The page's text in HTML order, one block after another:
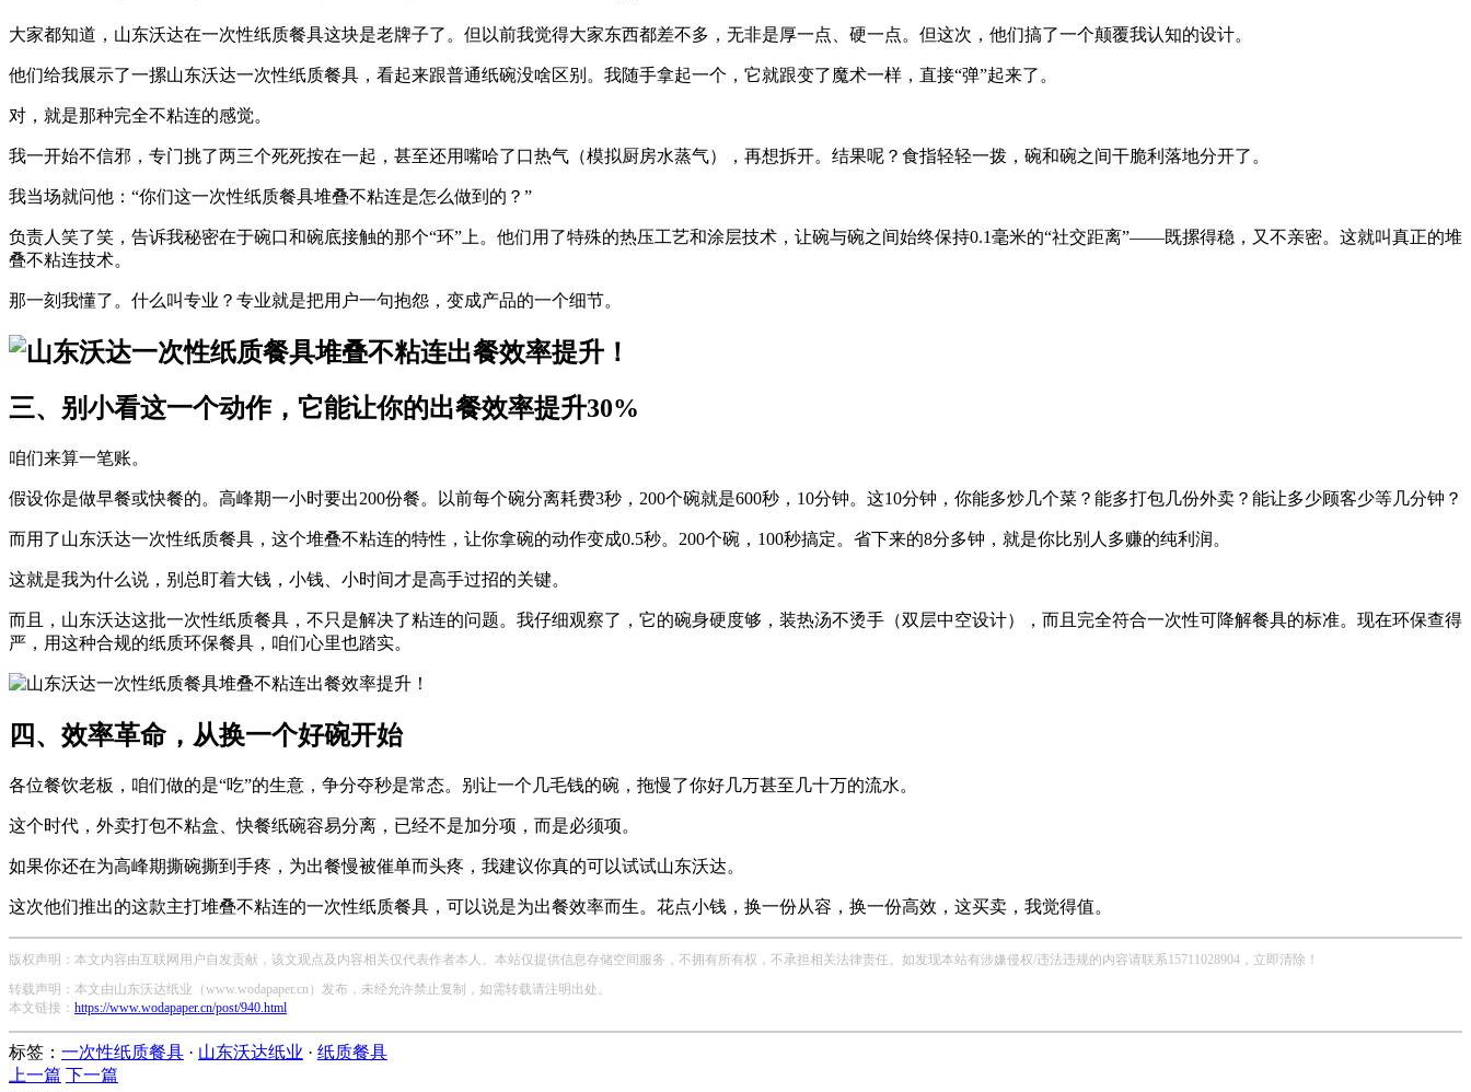
大家都知道，山东沃达在一次性纸质餐具这块是老牌子了。但以前我觉得大家东西都差不多，无非是厚一点、硬一点。但这次，他们搞了一个颠覆我认知的设计。
他们给我展示了一摞山东沃达一次性纸质餐具 ，看起来跟普通纸碗没啥区别。我随手拿起一个，它就跟变了魔术一样，直接“弹”起来了。
对，就是那种完全不粘连的感觉。
我一开始不信邪，专门挑了两三个死死按在一起，甚至还用嘴哈了口热气（模拟厨房水蒸气），再想拆开。结果呢？食指轻轻一拨，碗和碗之间干脆利落地分开了。
我当场就问他：“你们这一次性纸质餐具堆叠不粘连是怎么做到的？”
负责人笑了笑，告诉我秘密在于碗口和碗底接触的那个“环”上。他们用了特殊的热压工艺和涂层技术，让碗与碗之间始终保持0.1毫米的“社交距离”——既摞得稳，又不亲密。这就叫真正的堆
叠不粘连技术。
那一刻我懂了。什么叫专业？专业就是把用户一句抱怨，变成产品的一个细节。
三、别小看这一个动作，它能让你的出餐效率提升30%
咱们来算一笔账。
假设你是做早餐或快餐的。高峰期一小时要出200份餐。以前每个碗分离耗费3秒，200个碗就是600秒，10分钟。这10分钟，你能多炒几个菜？能多打包几份外卖？能让多少顾客少等几分钟？
而用了山东沃达一次性纸质餐具 ，这个堆叠不粘连的特性，让你拿碗的动作变成0.5秒。200个碗，100秒搞定。省下来的8分多钟，就是你比别人多赚的纯利润。
这就是我为什么说， 别总盯着大钱，小钱、小时间才是高手过招的关键。
而且，山东沃达这批一次性纸质餐具，不只是解决了粘连的问题。我仔细观察了，它的碗身硬度够，装热汤不烫手（双层中空设计），而且完全符合一次性可降解餐具的标准。现在环保查得
严，用这种合规的纸质环保餐具 ，咱们心里也踏实。
四、效率革命，从换一个好碗开始
各位餐饮老板，咱们做的是“吃”的生意，争分夺秒是常态。别让一个几毛钱的碗，拖慢了你好几万甚至几十万的流水。
这个时代， 外卖打包不粘盒 、快餐纸碗容易分离 ，已经不是加分项，而是必须项。
如果你还在为高峰期撕碗撕到手疼，为出餐慢被催单而头疼，我建议你真的可以试试山东沃达。
这次他们推出的这款主打堆叠不粘连的一次性纸质餐具，可以说是为出餐效率而生。花点小钱，换一份从容，换一份高效，这买卖，我觉得值。
版权声明：本文内容由互联网用户自发贡献，该文观点及内容相关仅代表作者本人。本站仅提供信息存储空间服务，不拥有所有权，不承担相关法律责任。如发现本站有涉嫌侵权/违法违规的内容请联系15711028904，立即清除！
转载声明：本文由山东沃达纸业（www.wodapaper.cn）发布，未经允许禁止复制，如需转载请注明出处。
本文链接： https://www.wodapaper.cn/post/940.html
标签： 一次性纸质餐具 · 山东沃达纸业 · 纸质餐具
上一篇 下一篇